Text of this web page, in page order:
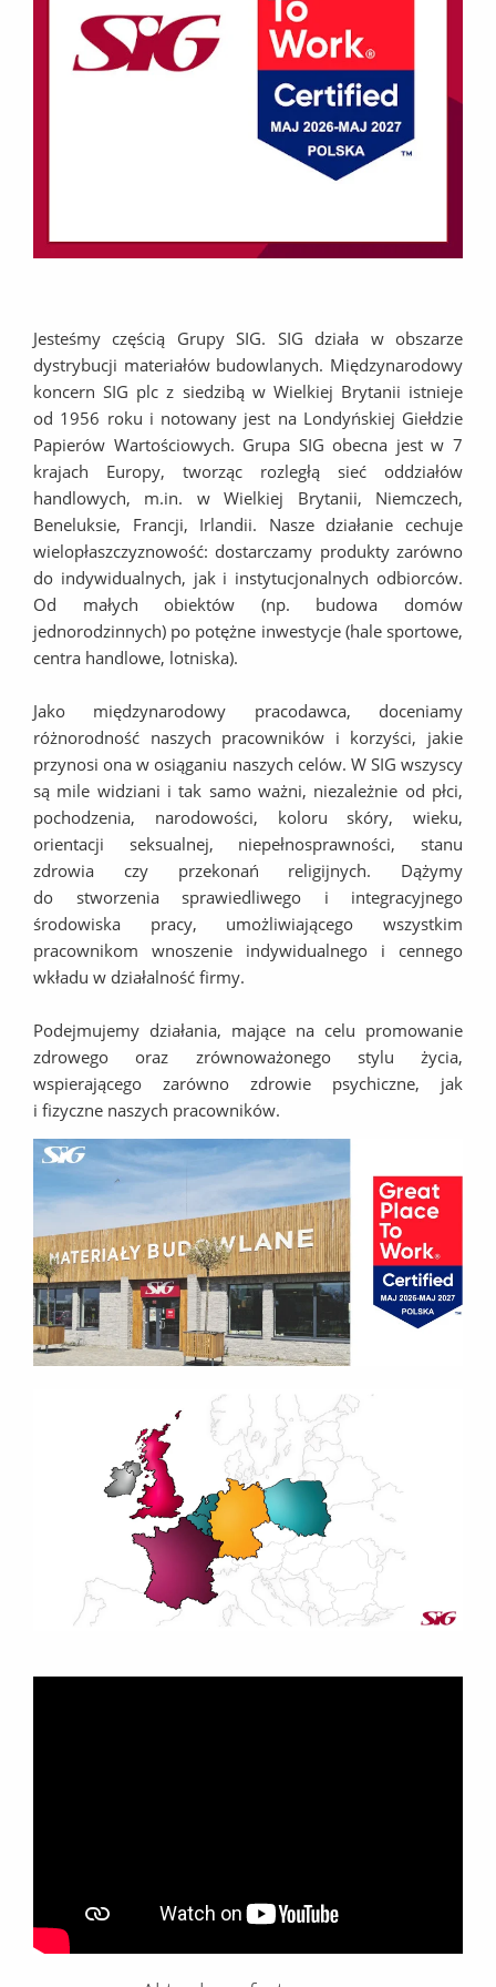
Jesteśmy częścią Grupy SIG. SIG działa w obszarze
dystrybucji materiałów budowlanych. Międzynarodowy
koncern SIG plc z siedzibą w Wielkiej Brytanii istnieje
od 1956 roku i notowany jest na Londyńskiej Giełdzie
Papierów Wartościowych. Grupa SIG obecna jest w 7
krajach Europy, tworząc rozległą sieć oddziałów
handlowych, m.in. w Wielkiej Brytanii, Niemczech,
Beneluksie, Francji, Irlandii. Nasze działanie cechuje
wielopłaszczyznowość: dostarczamy produkty zarówno
do indywidualnych, jak i instytucjonalnych odbiorców.
Od małych obiektów (np. budowa domów
jednorodzinnych) po potężne inwestycje (hale sportowe,
centra handlowe, lotniska).
Jako międzynarodowy pracodawca, doceniamy
różnorodność naszych pracowników i korzyści, jakie
przynosi ona w osiąganiu naszych celów. W SIG wszyscy
są mile widziani i tak samo ważni, niezależnie od płci,
pochodzenia, narodowości, koloru skóry, wieku,
orientacji seksualnej, niepełnosprawności, stanu
zdrowia czy przekonań religijnych. Dążymy
do stworzenia sprawiedliwego i integracyjnego
środowiska pracy, umożliwiającego wszystkim
pracownikom wnoszenie indywidualnego i cennego
wkładu w działalność firmy.
Podejmujemy działania, mające na celu promowanie
zdrowego oraz zrównoważonego stylu życia,
wspierającego zarówno zdrowie psychiczne, jak
i fizyczne naszych pracowników.